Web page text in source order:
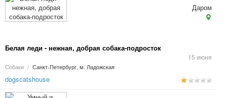
Белая леди - нежная, добрая собака-подросток
15 июня
Собаки / Санкт-Петербург, м. Ладожская
Даром
dogscatshouse